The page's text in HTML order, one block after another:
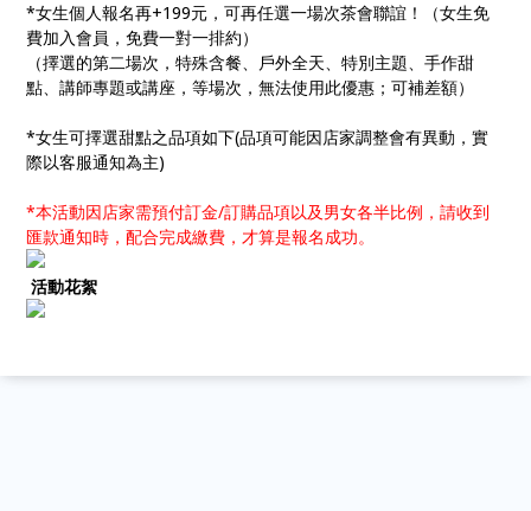
*女生個人報名再+199元，可再任選一場次茶會聯誼！（女生免
費加入會員，免費一對一排約）
（擇選的第二場次，特殊含餐、戶外全天、特別主題、手作甜
點、講師專題或講座，等場次，無法使用此優惠；可補差額）
*女生可擇選甜點之品項如下(品項可能因店家調整會有異動，實
際以客服通知為主)
*本活動因店家需預付訂金/訂購品項以及男女各半比例，請收到
匯款通知時，配合完成繳費，才算是報名成功。
活動花絮